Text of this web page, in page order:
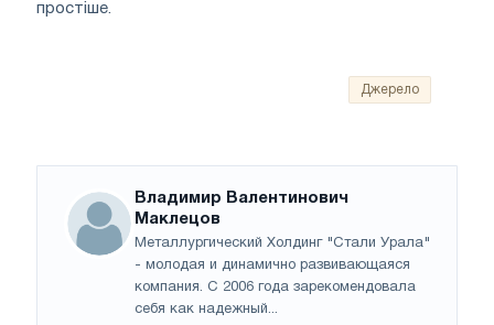
простіше.
Джерело
Владимир Валентинович
Маклецов
Металлургический Холдинг "Стали Урала"
- молодая и динамично развивающаяся
компания. С 2006 года зарекомендовала
себя как надежный...